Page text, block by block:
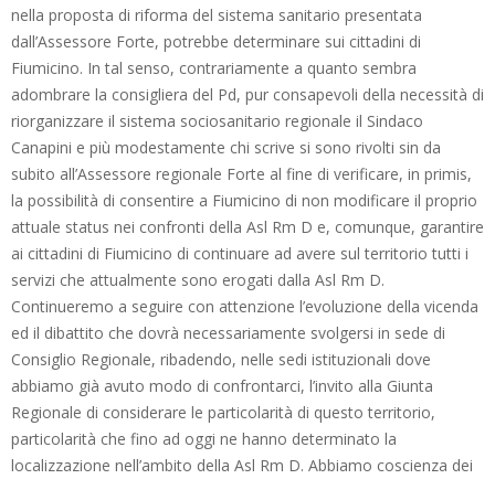
nella proposta di riforma del sistema sanitario presentata
dall’Assessore Forte, potrebbe determinare sui cittadini di
Fiumicino. In tal senso, contrariamente a quanto sembra
adombrare la consigliera del Pd, pur consapevoli della necessità di
riorganizzare il sistema sociosanitario regionale il Sindaco
Canapini e più modestamente chi scrive si sono rivolti sin da
subito all’Assessore regionale Forte al fine di verificare, in primis,
la possibilità di consentire a Fiumicino di non modificare il proprio
attuale status nei confronti della Asl Rm D e, comunque, garantire
ai cittadini di Fiumicino di continuare ad avere sul territorio tutti i
servizi che attualmente sono erogati dalla Asl Rm D.
Continueremo a seguire con attenzione l’evoluzione della vicenda
ed il dibattito che dovrà necessariamente svolgersi in sede di
Consiglio Regionale, ribadendo, nelle sedi istituzionali dove
abbiamo già avuto modo di confrontarci, l’invito alla Giunta
Regionale di considerare le particolarità di questo territorio,
particolarità che fino ad oggi ne hanno determinato la
localizzazione nell’ambito della Asl Rm D. Abbiamo coscienza dei